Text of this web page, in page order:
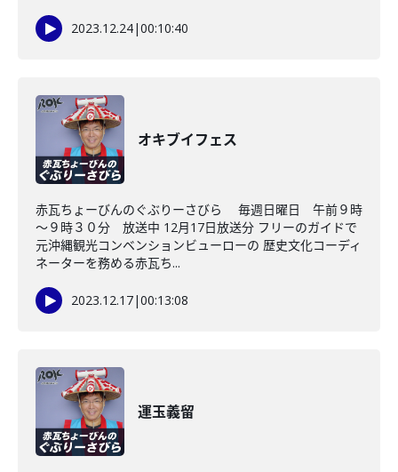
2023.12.24|00:10:40
オキブイフェス
赤瓦ちょーびんのぐぶりーさびら 毎週日曜日 午前９時
～９時３０分 放送中 12月17日放送分 フリーのガイドで
元沖縄観光コンベンションビューローの 歴史文化コーディ
ネーターを務める赤瓦ち...
2023.12.17|00:13:08
運玉義留